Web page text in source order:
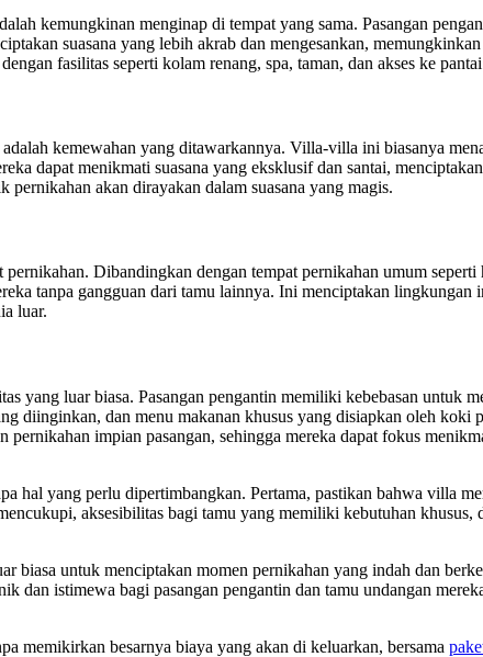
kemungkinan menginap di tempat yang sama. Pasangan
suasana yang lebih akrab dan mengesankan,
fasilitas seperti kolam renang, spa, taman, dan akses ke
kemewahan yang ditawarkannya. Villa-villa ini biasanya
dapat menikmati suasana yang eksklusif dan santai,
akan dirayakan dalam suasana yang magis.
Dibandingkan dengan tempat pernikahan umum
tanpa gangguan dari tamu lainnya. Ini menciptakan
luar.
yang luar biasa. Pasangan pengantin memiliki kebebasan untuk
diinginkan, dan menu makanan khusus yang disiapkan oleh
impian pasangan, sehingga mereka dapat fokus
hal yang perlu dipertimbangkan. Pertama, pastikan bahwa villa
aksesibilitas bagi tamu yang memiliki kebutuhan
untuk menciptakan momen pernikahan yang indah dan
dan istimewa bagi pasangan pengantin dan tamu undangan
memikirkan besarnya biaya yang akan di keluarkan, bersama